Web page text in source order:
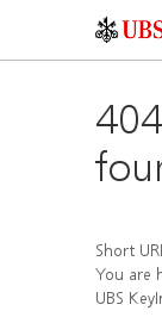
Short
You are
UBS